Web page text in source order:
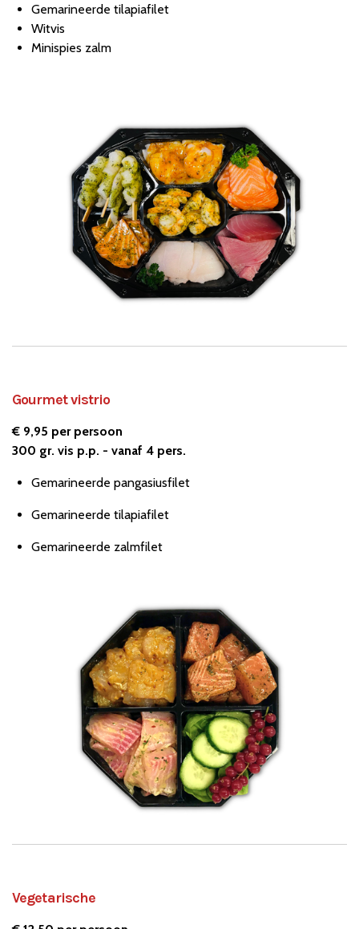
Gemarineerde tilapiafilet
Witvis
Minispies zalm
Gourmet vistrio
€ 9,95 per persoon
300 gr. vis p.p. - vanaf 4 pers.
Gemarineerde pangasiusfilet
Gemarineerde tilapiafilet
Gemarineerde zalmfilet
Vegetarische